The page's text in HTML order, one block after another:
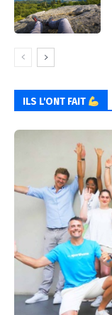
ILS L'ONT FAIT